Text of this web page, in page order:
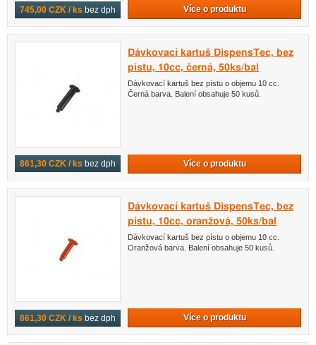
745,00 CZK / ks bez dph Více o produktu
861,30 CZK / ks bez dph
Dávkovací kartuš DispensTec, bez
pístu, 10cc, černá, 50ks/bal
Dávkovací kartuš bez pístu o objemu 10 cc.
Černá barva. Balení obsahuje 50 kusů.
Více o produktu
861,30 CZK / ks bez dph
Dávkovací kartuš DispensTec, bez
pístu, 10cc, oranžová, 50ks/bal
Dávkovací kartuš bez pístu o objemu 10 cc.
Oranžová barva. Balení obsahuje 50 kusů.
Více o produktu